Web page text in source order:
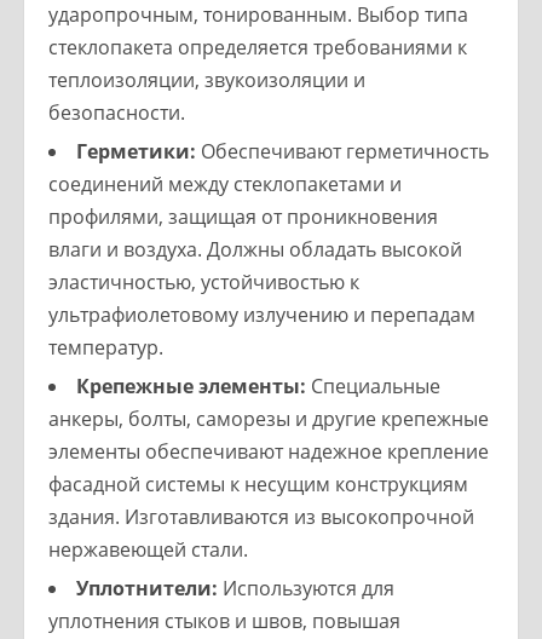
ударопрочным, тонированным. Выбор типа
стеклопакета определяется требованиями к
теплоизоляции, звукоизоляции и
безопасности.
Герметики: Обеспечивают герметичность
соединений между стеклопакетами и
профилями, защищая от проникновения
влаги и воздуха. Должны обладать высокой
эластичностью, устойчивостью к
ультрафиолетовому излучению и перепадам
температур.
Крепежные элементы: Специальные
анкеры, болты, саморезы и другие крепежные
элементы обеспечивают надежное крепление
фасадной системы к несущим конструкциям
здания. Изготавливаются из высокопрочной
нержавеющей стали.
Уплотнители: Используются для
уплотнения стыков и швов, повышая